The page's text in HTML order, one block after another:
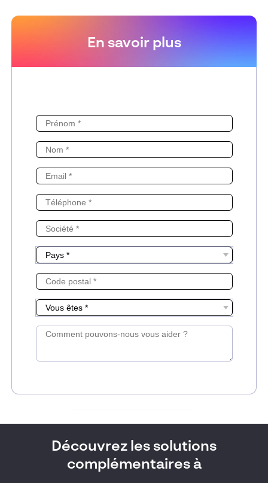
En savoir plus
Découvrez les solutions
complémentaires à